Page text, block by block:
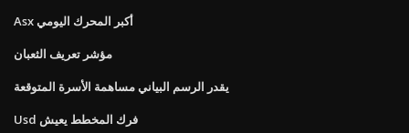
Asx أكبر المحرك اليومي
مؤشر تعريف الثعبان
يقدر الرسم البياني مساهمة الأسرة المتوقعة
Usd فرك المخطط يعيش